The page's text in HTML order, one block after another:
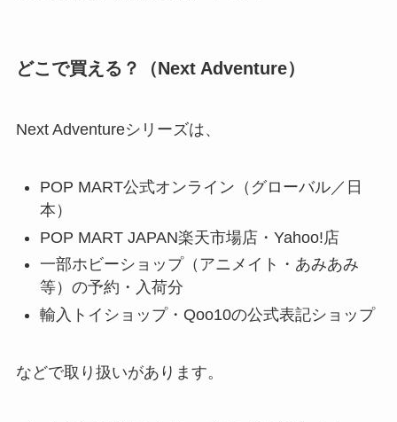
どこで買える？（Next Adventure）
Next Adventureシリーズは、
POP MART公式オンライン（グローバル／日
本）
POP MART JAPAN楽天市場店・Yahoo!店
一部ホビーショップ（アニメイト・あみあみ
等）の予約・入荷分
輸入トイショップ・Qoo10の公式表記ショップ
などで取り扱いがあります。